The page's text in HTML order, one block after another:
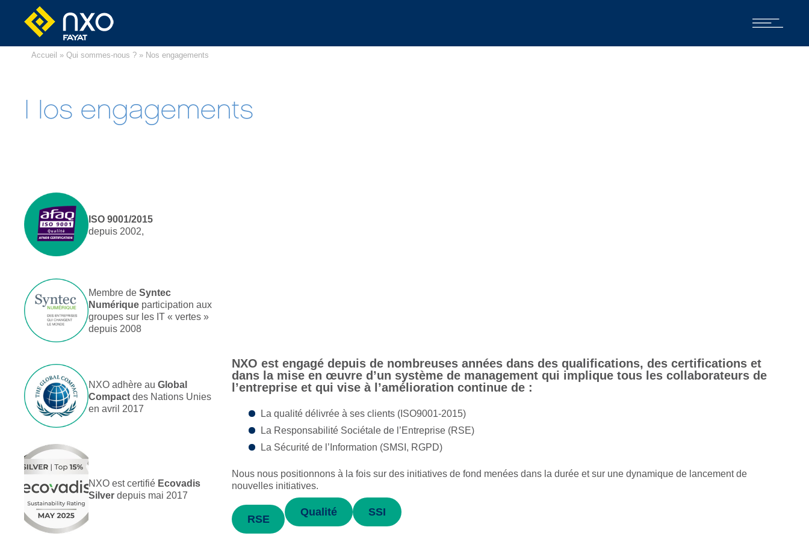
Accueil »Qui sommes-nous ? » Nos engagements
Nos engagements
ISO 9001/2015
depuis 2002,
Membre de Syntec
Numériqueparticipation aux
groupes sur les IT « vertes »
depuis 2008
NXO adhère au Global
Compact des Nations Unies
en avril 2017
NXO est certifié Ecovadis
Silverdepuis mai 2017
NXO est engagé depuis de nombreuses années dans des qualifications, des certifications et
dans la mise en œuvre d’un système de management qui implique tous les collaborateurs de
l’entreprise et qui vise à l’amélioration continue de :
La qualité délivrée à ses clients (ISO9001-2015)
La Responsabilité Sociétale de l’Entreprise (RSE)
La Sécurité de l’Information (SMSI, RGPD)
Nous nous positionnons à la fois sur des initiatives de fond menées dans la durée et sur une dynamique de lancement de
nouvelles initiatives.
RSE
Qualité SSI